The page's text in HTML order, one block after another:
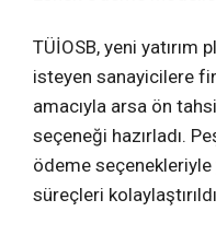
TÜİOSB, yeni yatırım
isteyen sanayicilere
amacıyla arsa ön
seçeneği hazırladı.
ödeme seçenekleriyle
süreçleri